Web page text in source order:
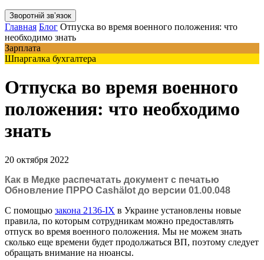
Зворотній звʼязок
Главная Блог Отпуска во время военного положения: что
необходимо знать
Зарплата
Шпаргалка бухгалтера
Отпуска во время военного
положения: что необходимо
знать
20 октября 2022
Как в Медке распечатать документ с печатью
Обновление ПРРО Cashӓlot до версии 01.00.048
С помощью закона 2136-IX в Украине установлены новые
правила, по которым сотрудникам можно предоставлять
отпуск во время военного положения. Мы не можем знать
сколько еще времени будет продолжаться ВП, поэтому следует
обращать внимание на нюансы.